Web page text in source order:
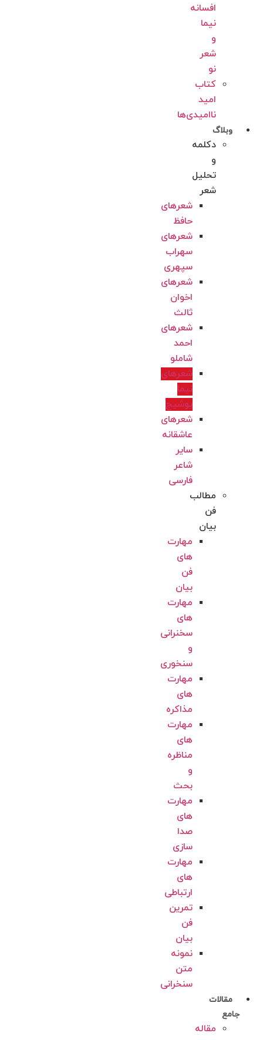
افسانه
نیما
شعر
نو
کتاب
امید
ناامیدی‌‌‌‌ها
وبلاگ
دکلمه
تحلیل
شعر
شعرهای
حافظ
شعرهای
سهراب
سپهری
شعرهای
اخوان
ثالث
شعرهای
احمد
شاملو
شعرهای
نیما
یوشیج
شعرهای
عاشقانه
سایر
شاعر
فارسی
مطالب
فن
بیان
مهارت
های
فن
بیان
مهارت
های
سخنرانی
سنخوری
مهارت
های
مذاکره
مهارت
های
مناظره
بحث
مهارت
های
صدا
سازی
مهارت
های
ارتباطی
تمرین
فن
بیان
نمونه
متن
سنخرانی
مقالات
جامع
مقاله